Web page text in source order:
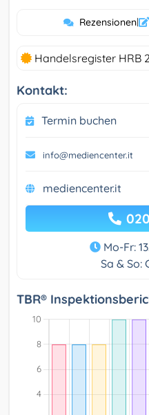
Rezensionen|
Handelsregister HRB
Kontakt:
Termin buchen
info@mediencenter.it
mediencenter.it
Mo-Fr:
Sa & So:
TBR®